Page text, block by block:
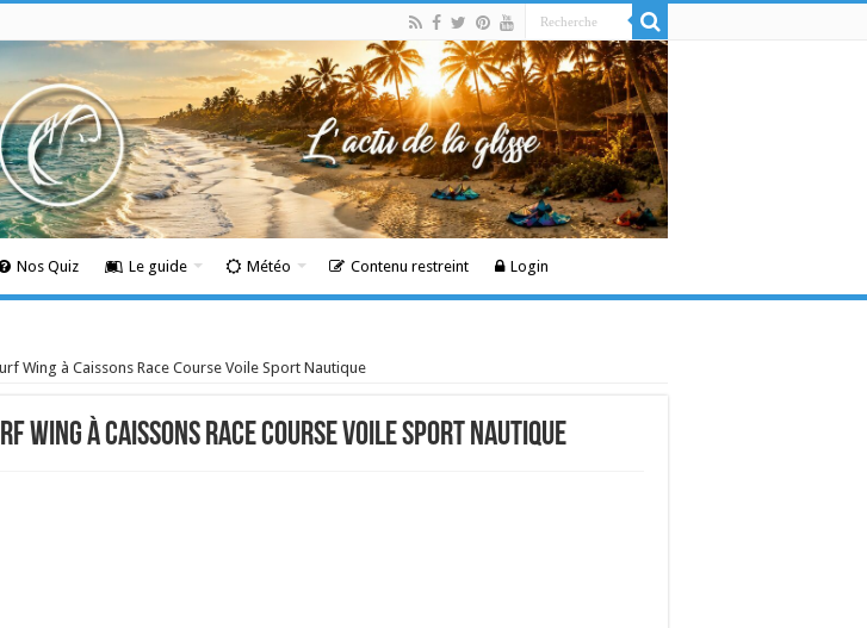
Nos Quiz Le guide Météo Contenu restreint Login
Wing à Caissons Race Course Voile Sport Nautique
Wing à Caissons Race Course Voile Sport Nautique